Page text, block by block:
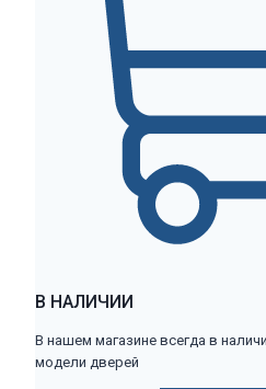
В НАЛИЧИИ
В нашем магазине всегда в
модели дверей